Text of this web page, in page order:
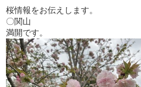
桜情報をお伝えします。
〇関山
満開です。